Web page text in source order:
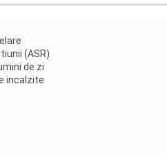
(ASR)
de zi
incalzite